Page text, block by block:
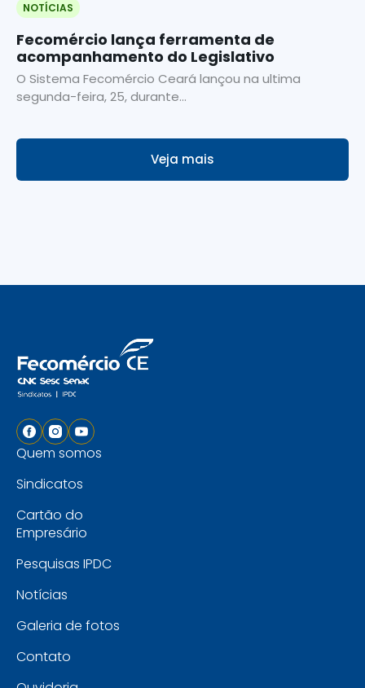
NOTÍCIAS
Fecomércio lança ferramenta de
acompanhamento do Legislativo
O Sistema Fecomércio Ceará lançou na ultima
segunda-feira, 25, durante...
Veja mais
Quem somos
Sindicatos
Cartão do
Empresário
Pesquisas IPDC
Notícias
Galeria de fotos
Contato